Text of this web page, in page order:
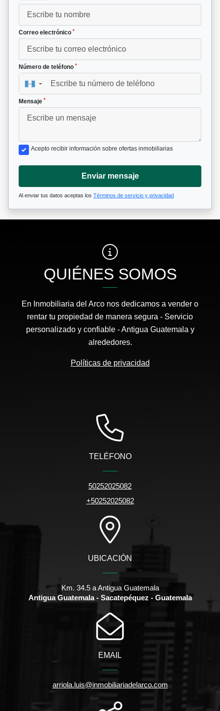
Correo electrónico *
Número de teléfono *
▼
Mensaje *
Acepto recibir información sobre ofertas inmobiliarias
Enviar mensaje
Al enviar tus datos aceptas los Términos de servicio y privacidad
QUIÉNES SOMOS
En Inmobiliaria del Arco nos dedicamos a vender o
rentar tu propiedad de manera segura - Servicio
personalizado y confiable - Antigua Guatemala y
alrededores.
Políticas de privacidad
TELÉFONO
50252025082
+50252025082
UBICACIÓN
Km. 34.5 a Antigua Guatemala
Antigua Guatemala - Sacatepéquez - Guatemala
EMAIL
arriola.luis@inmobiliariadelarco.com